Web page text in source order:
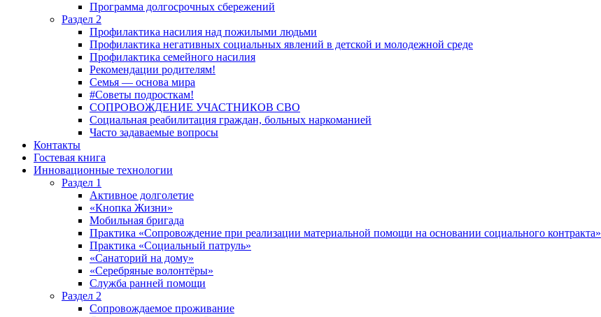
Программа долгосрочных сбережений
Раздел 2
Профилактика насилия над пожилыми людьми
Профилактика негативных социальных явлений в детской и молодежной среде
Профилактика семейного насилия
Рекомендации родителям!
Семья — основа мира
#Советы подросткам!
СОПРОВОЖДЕНИЕ УЧАСТНИКОВ СВО
Социальная реабилитация граждан, больных наркоманией
Часто задаваемые вопросы
Контакты
Гостевая книга
Инновационные технологии
Раздел 1
Активное долголетие
«Кнопка Жизни»
Мобильная бригада
Практика «Сопровождение при реализации материальной помощи на основании социального контракта»
Практика «Социальный патруль»
«Санаторий на дому»
«Серебряные волонтёры»
Служба ранней помощи
Раздел 2
Сопровождаемое проживание